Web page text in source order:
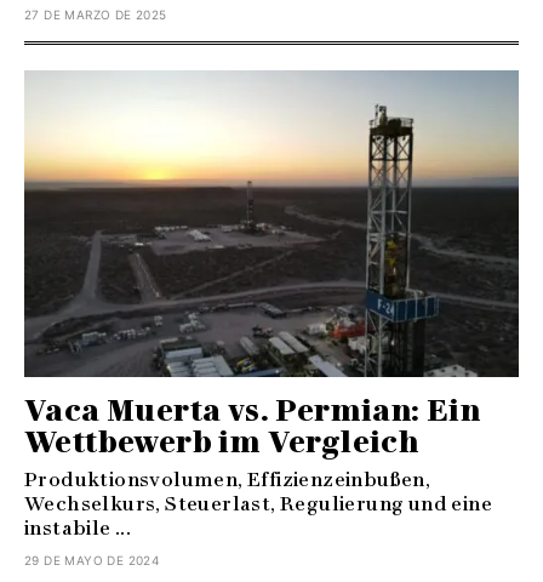
27 DE MARZO DE 2025
Vaca Muerta vs. Permian: Ein
Wettbewerb im Vergleich
Produktionsvolumen, Effizienzeinbußen,
Wechselkurs, Steuerlast, Regulierung und eine
instabile ...
29 DE MAYO DE 2024